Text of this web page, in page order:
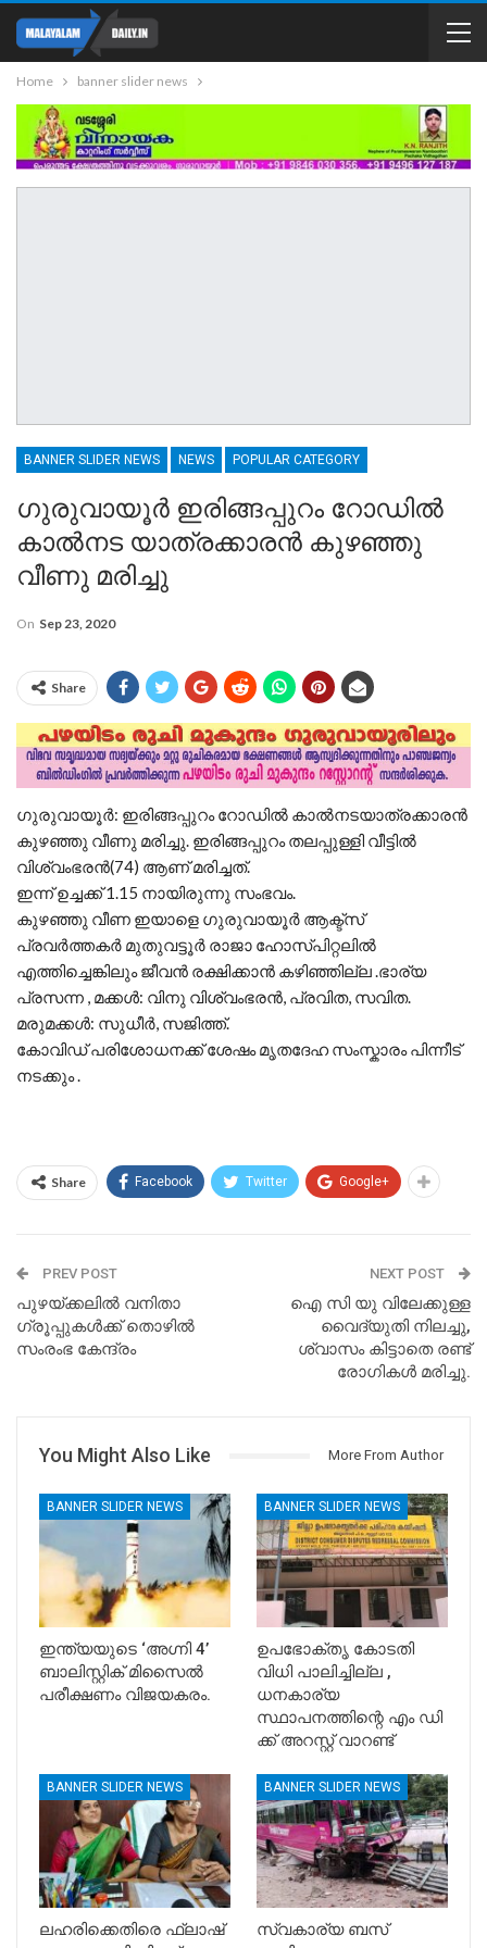
Home banner slider news
BANNER SLIDER NEWS NEWS POPULAR CATEGORY
ഗുരുവായൂർ ഇരിങ്ങപ്പുറം റോഡിൽ
കാൽനട യാത്രക്കാരൻ കുഴഞ്ഞു
വീണു മരിച്ചു
On Sep 23, 2020
Share
ഗുരുവായൂർ: ഇരിങ്ങപ്പുറം റോഡിൽ കാൽനടയാത്രക്കാരൻ
കുഴഞ്ഞു വീണു മരിച്ചു. ഇരിങ്ങപ്പുറം തലപ്പുള്ളി വീട്ടിൽ
വിശ്വംഭരൻ(74) ആണ് മരിച്ചത്.
ഇന്ന് ഉച്ചക്ക് 1.15 നായിരുന്നു സംഭവം.
കുഴഞ്ഞു വീണ ഇയാളെ ഗുരുവായൂർ ആക്ട്സ്
പ്രവർത്തകർ മുതുവട്ടൂർ രാജാ ഹോസ്പിറ്റലിൽ
എത്തിച്ചെങ്കിലും ജീവൻ രക്ഷിക്കാൻ കഴിഞ്ഞില്ല .ഭാര്യ
പ്രസന്ന , മക്കൾ: വിനു വിശ്വംഭരൻ, പ്രവിത, സവിത.
മരുമക്കൾ: സുധീർ, സജിത്ത്.
കോവിഡ് പരിശോധനക്ക് ശേഷം മൃതദേഹ സംസ്കാരം പിന്നീട്
നടക്കും .
Share Facebook Twitter Google+
PREV POST
പുഴയ്ക്കലില്‍ വനിതാ
ഗ്രൂപ്പുകള്‍ക്ക് തൊഴില്‍
സംരംഭ കേന്ദ്രം
NEXT POST
ഐ സി യു വിലേക്കുള്ള
വൈദ്യുതി നിലച്ചു,
ശ്വാസം കിട്ടാതെ രണ്ട്
രോഗികൾ മരിച്ചു.
You Might Also Like More From Author
BANNER SLIDER NEWS
ഇന്ത്യയുടെ ‘അഗ്നി 4’
ബാലിസ്റ്റിക് മിസൈൽ
പരീക്ഷണം വിജയകരം.
BANNER SLIDER NEWS
ഉപഭോക്തൃ കോടതി
വിധി പാലിച്ചില്ല ,
ധനകാര്യ
സ്ഥാപനത്തിന്റെ എം ഡി
ക്ക് അറസ്റ്റ് വാറണ്ട്
BANNER SLIDER NEWS
ലഹരിക്കെതിരെ ഫ്ലാഷ്
BANNER SLIDER NEWS
സ്വകാര്യ ബസ്